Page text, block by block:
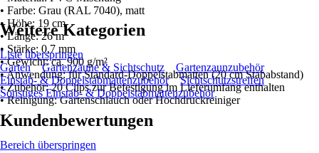
• Farbe: Grau (RAL 7040), matt
• Höhe: 19 cm
• Länge: 26 m
• Stärke: 0,7 mm
• Gewicht: ca. 900 g/m²
• Anwendung: für Standard-Doppelstabmatten (20 cm Stababstand)
• Zubehör: 20 Clips zur Befestigung im Lieferumfang enthalten
• Reinigung: Gartenschlauch oder Hochdruckreiniger
Weitere Kategorien
Liste überspringen
Garten
Gartenzäune & Sichtschutz
Gartenzaunzubehör
Einstab- & Doppelstabmattenzubehör
Sichtschutzstreifen
Sonstiges Einstab- & Doppelstabmattenzubehör
Kundenbewertungen
Bereich überspringen